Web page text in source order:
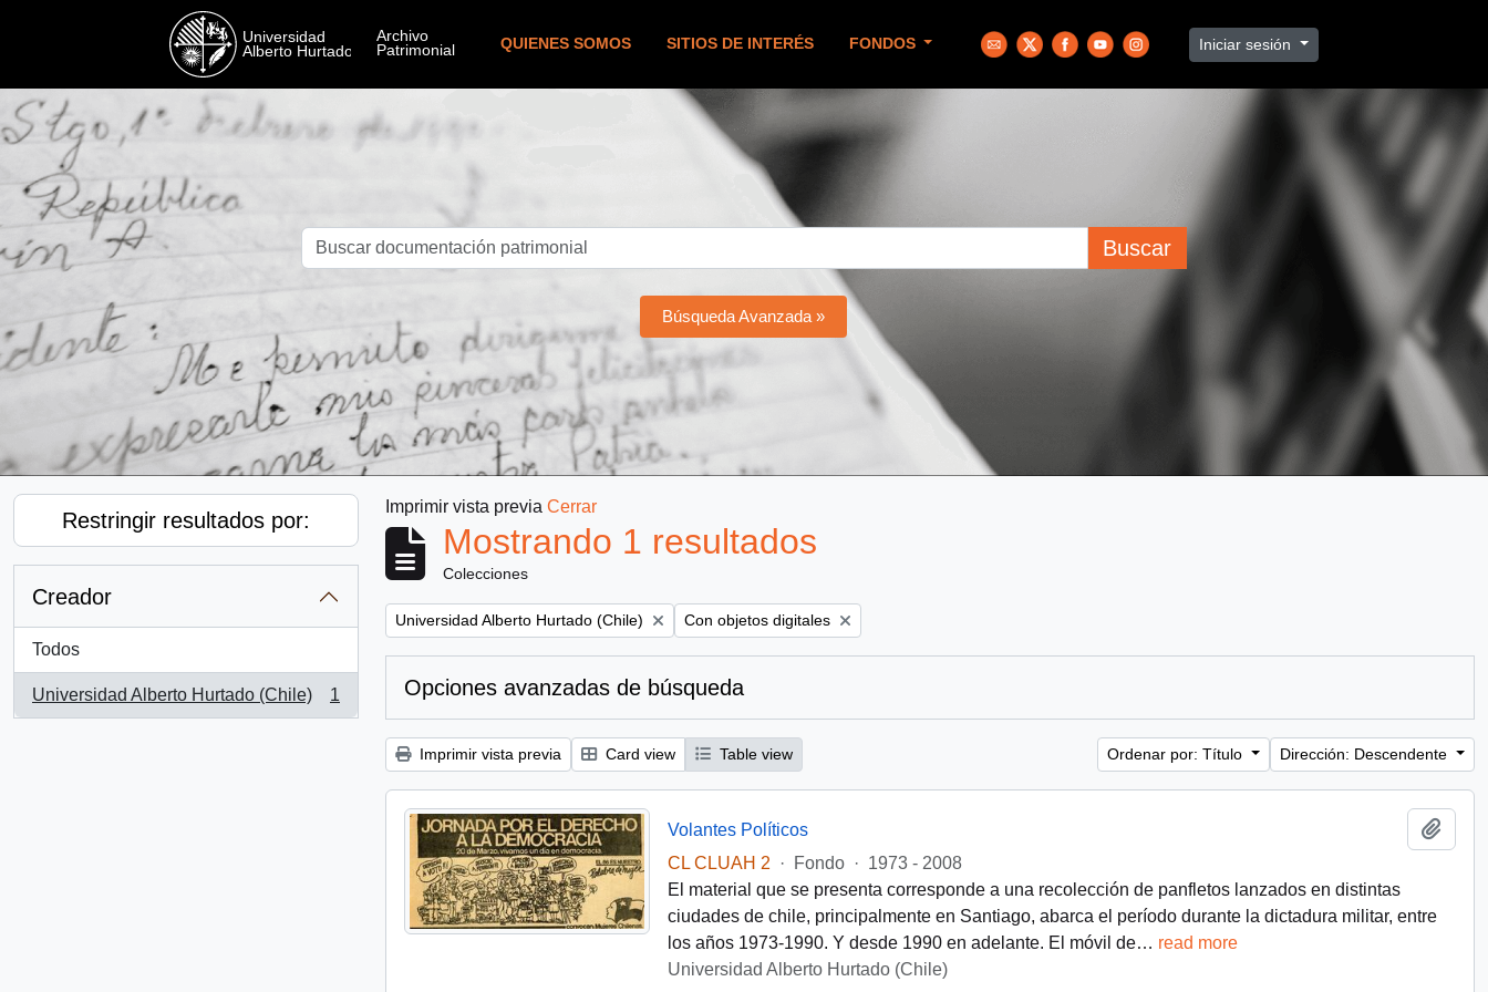
QUIENES SOMOS SITIOS DE INTERÉS FONDOS Iniciar sesión
Buscar
Búsqueda Avanzada »
Restringir resultados por:
Creador
Todos
Universidad Alberto Hurtado (Chile)
, 1 resultados
1
Imprimir vista previa Cerrar
Mostrando 1 resultados
Colecciones
Remove filter:
Universidad Alberto Hurtado (Chile) Remove filter:
Con objetos digitales
Opciones avanzadas de búsqueda
Imprimir vista previa Card view Table view Ordenar por: Título Dirección: Descendente
Volantes Políticos
CL CLUAH 2
· Fondo · 1973 - 2008
El material que se presenta corresponde a una recolección de panfletos lanzados en distintas
ciudades de chile, principalmente en Santiago, abarca el período durante la dictadura militar, entre
los años 1973-1990. Y desde 1990 en adelante. El móvil de… read more
Universidad Alberto Hurtado (Chile)